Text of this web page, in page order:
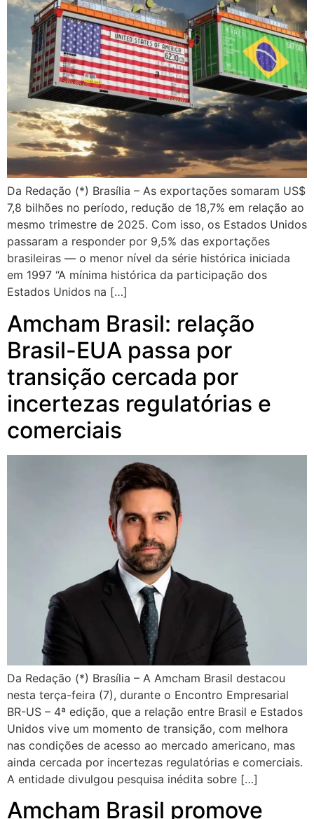
Da Redação (*) Brasília – As exportações somaram US$
7,8 bilhões no período, redução de 18,7% em relação ao
mesmo trimestre de 2025. Com isso, os Estados Unidos
passaram a responder por 9,5% das exportações
brasileiras — o menor nível da série histórica iniciada
em 1997 “A mínima histórica da participação dos
Estados Unidos na […]
Amcham Brasil: relação
Brasil-EUA passa por
transição cercada por
incertezas regulatórias e
comerciais
Da Redação (*) Brasília – A Amcham Brasil destacou
nesta terça-feira (7), durante o Encontro Empresarial
BR-US – 4ª edição, que a relação entre Brasil e Estados
Unidos vive um momento de transição, com melhora
nas condições de acesso ao mercado americano, mas
ainda cercada por incertezas regulatórias e comerciais.
A entidade divulgou pesquisa inédita sobre […]
Amcham Brasil promove